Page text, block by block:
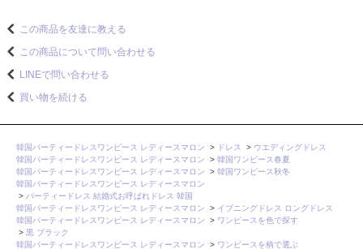
この商品を友達に教える
この商品について問い合わせる
LINEで問い合わせる
買い物を続ける
韓国パーティードレスワンピース レディースマロン > ドレス > ウエディングドレス
韓国パーティードレスワンピース レディースマロン
> 韓国ワンピース春夏
韓国パーティードレスワンピース レディースマロン
> 韓国ワンピース秋冬
韓国パーティードレスワンピース レディースマロン
> パーティードレス 結婚式お呼ばれドレス 韓国
韓国パーティードレスワンピース レディースマロン
> イブニングドレス ロングドレス
韓国パーティードレスワンピース レディースマロン
> ワンピースを色で探す
> 黒 ブラック
韓国パーティードレスワンピース レディースマロン
> ワンピースを柄で選ぶ